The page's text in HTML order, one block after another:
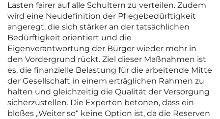
Lasten fairer auf alle Schultern zu verteilen. Zudem
wird eine Neudefinition der Pflegebedürftigkeit
angeregt, die sich stärker an der tatsächlichen
Bedürftigkeit orientiert und die
Eigenverantwortung der Bürger wieder mehr in
den Vordergrund rückt. Ziel dieser Maßnahmen ist
es, die finanzielle Belastung für die arbeitende Mitte
der Gesellschaft in einem erträglichen Rahmen zu
halten und gleichzeitig die Qualität der Versorgung
sicherzustellen. Die Experten betonen, dass ein
bloßes „Weiter so“ keine Option ist, da die Reserven